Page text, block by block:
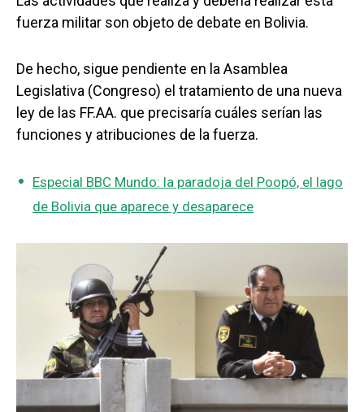
fuerza militar son objeto de debate en Bolivia.
De hecho, sigue pendiente en la Asamblea
Legislativa (Congreso) el tratamiento de una nueva
ley de las FF.AA. que precisaría cuáles serían las
funciones y atribuciones de la fuerza.
Especial BBC Mundo: la paradoja del Poopó, el lago
de Bolivia que aparece y desaparece